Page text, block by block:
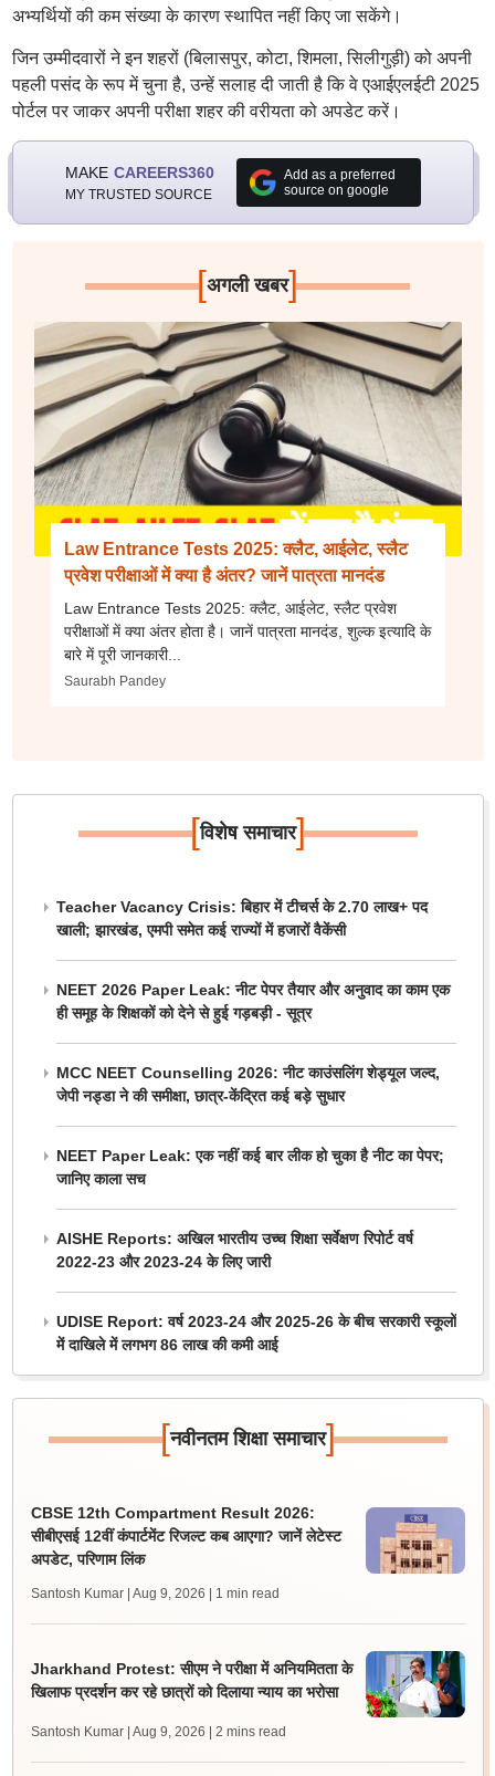
अभ्यर्थियों की कम संख्या के कारण स्थापित नहीं किए जा सकेंगे।
जिन उम्मीदवारों ने इन शहरों (बिलासपुर, कोटा, शिमला, सिलीगुड़ी) को अपनी
पहली पसंद के रूप में चुना है, उन्हें सलाह दी जाती है कि वे एआईएलईटी 2025
पोर्टल पर जाकर अपनी परीक्षा शहर की वरीयता को अपडेट करें।
MAKE CAREERS360
MY TRUSTED SOURCE
Add as a preferred
source on google
[अगली खबर]
Law Entrance Tests 2025: क्लैट, आईलेट, स्लैट
प्रवेश परीक्षाओं में क्या है अंतर? जानें पात्रता मानदंड
Law Entrance Tests 2025: क्लैट, आईलेट, स्लैट प्रवेश
परीक्षाओं में क्या अंतर होता है। जानें पात्रता मानदंड, शुल्क इत्यादि के
बारे में पूरी जानकारी...
Saurabh Pandey
[विशेष समाचार]
Teacher Vacancy Crisis: बिहार में टीचर्स के 2.70 लाख+ पद
खाली; झारखंड, एमपी समेत कई राज्यों में हजारों वैकेंसी
NEET 2026 Paper Leak: नीट पेपर तैयार और अनुवाद का काम एक
ही समूह के शिक्षकों को देने से हुई गड़बड़ी - सूत्र
MCC NEET Counselling 2026: नीट काउंसलिंग शेड्यूल जल्द,
जेपी नड्डा ने की समीक्षा, छात्र-केंद्रित कई बड़े सुधार
NEET Paper Leak: एक नहीं कई बार लीक हो चुका है नीट का पेपर;
जानिए काला सच
AISHE Reports: अखिल भारतीय उच्च शिक्षा सर्वेक्षण रिपोर्ट वर्ष
2022-23 और 2023-24 के लिए जारी
UDISE Report: वर्ष 2023-24 और 2025-26 के बीच सरकारी स्कूलों
में दाखिले में लगभग 86 लाख की कमी आई
[नवीनतम शिक्षा समाचार]
CBSE 12th Compartment Result 2026:
सीबीएसई 12वीं कंपार्टमेंट रिजल्ट कब आएगा? जानें लेटेस्ट
अपडेट, परिणाम लिंक
Santosh Kumar | Aug 9, 2026 | 1 min read
Jharkhand Protest: सीएम ने परीक्षा में अनियमितता के
खिलाफ प्रदर्शन कर रहे छात्रों को दिलाया न्याय का भरोसा
Santosh Kumar | Aug 9, 2026 | 2 mins read